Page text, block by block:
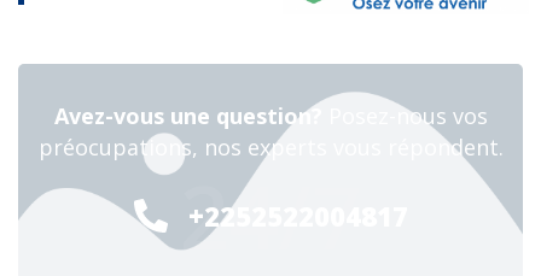
Avez-vous une question?
Posez-nous vos
préocupations, nos experts vous répondent.
+2252522004817
24/7